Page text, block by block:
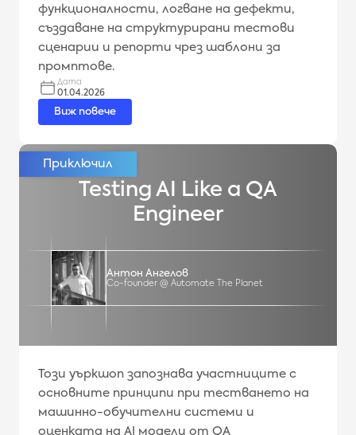
функционалности, логване на дефекти,
създаване на структурирани тестови
сценарии и репорти чрез шаблони за
промптове.
Дата
01.04.2026
Виж повече
Testing AI Like a QA
Engineer
Антон Ангелов
Co-founder @ Automate The Planet
Този уъркшоп запознава участниците с
основните принципи при тестването на
машинно-обучителни системи и
оценката на AI модели от QA